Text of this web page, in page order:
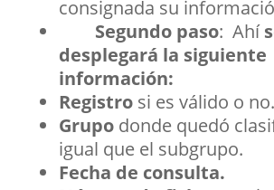
consignada su
Segundo paso: Ahí
desplegará la siguiente
información:
Registrosi es válido o no.
Grupodonde quedó
igual que el subgrupo.
Fecha de consulta.